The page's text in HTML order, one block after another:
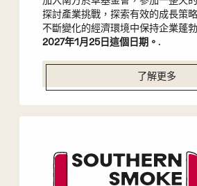
探討產業挑戰，探索有效的成長策
不斷變化的經濟環境中保持企業蓬
2027年1月25日這個日期。 .
了解更多